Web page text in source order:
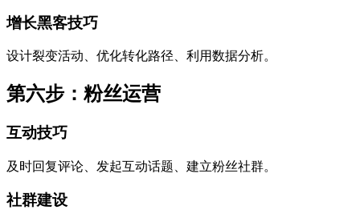
增长黑客技巧
设计裂变活动、优化转化路径、利用数据分析。
第六步：粉丝运营
互动技巧
及时回复评论、发起互动话题、建立粉丝社群。
社群建设